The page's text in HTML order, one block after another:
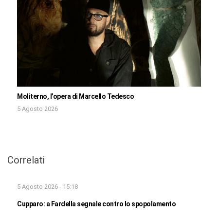
Moliterno, l’opera di Marcello Tedesco
5 Agosto 2026
Correlati
5 Agosto 2026 - 15:18
Cupparo: a Fardella segnale contro lo spopolamento